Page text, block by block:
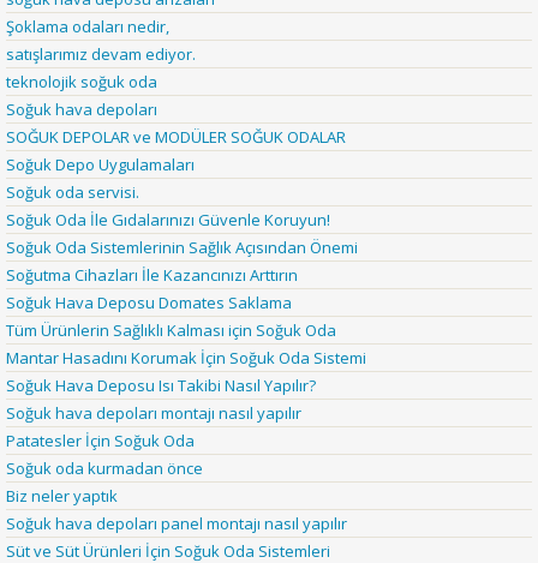
Şoklama odaları nedir,
satışlarımız devam ediyor.
teknolojik soğuk oda
Soğuk hava depoları
SOĞUK DEPOLAR ve MODÜLER SOĞUK ODALAR
Soğuk Depo Uygulamaları
Soğuk oda servisi.
Soğuk Oda İle Gıdalarınızı Güvenle Koruyun!
Soğuk Oda Sistemlerinin Sağlık Açısından Önemi
Soğutma Cihazları İle Kazancınızı Arttırın
Soğuk Hava Deposu Domates Saklama
Tüm Ürünlerin Sağlıklı Kalması için Soğuk Oda
Mantar Hasadını Korumak İçin Soğuk Oda Sistemi
Soğuk Hava Deposu Isı Takibi Nasıl Yapılır?
Soğuk hava depoları montajı nasıl yapılır
Patatesler İçin Soğuk Oda
Soğuk oda kurmadan önce
Biz neler yaptık
Soğuk hava depoları panel montajı nasıl yapılır
Süt ve Süt Ürünleri İçin Soğuk Oda Sistemleri